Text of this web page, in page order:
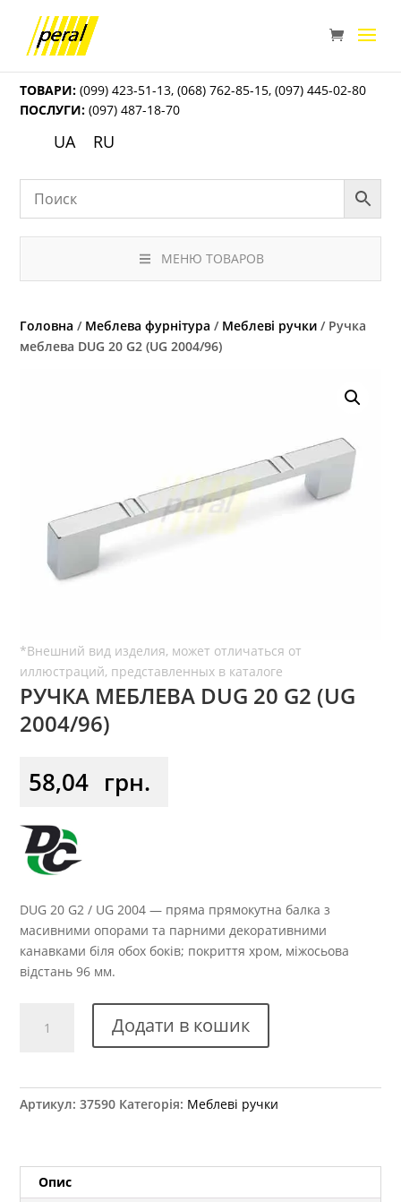
ТОВАРИ: (099) 423-51-13,(068) 762-85-15,(097) 445-02-80
ПОСЛУГИ: (097) 487-18-70
UA RU
МЕНЮ ТОВАРОВ
Головна / Меблева фурнітура / Меблеві ручки / Ручка
меблева DUG 20 G2 (UG 2004/96)
РУЧКА МЕБЛЕВА DUG 20 G2 (UG
2004/96)
58,04 грн.
DUG 20 G2 / UG 2004 — пряма прямокутна балка з
масивними опорами та парними декоративними
канавками біля обох боків; покриття хром, міжосьова
відстань 96 мм.
меблева
(UG
Додати в кошик
Артикул:37590 Категорія: Меблеві ручки
Опис